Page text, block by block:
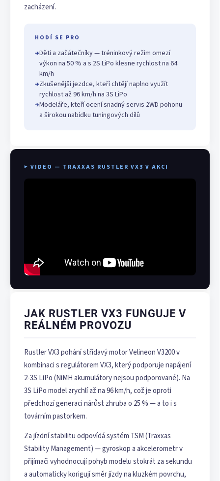
zacházení.
HODÍ SE PRO
→Děti a začátečníky — tréninkový režim omezí
výkon na 50 % a s 2S LiPo klesne rychlost na 64
km/h
→Zkušenější jezdce, kteří chtějí naplno využít
rychlost až 96 km/h na 3S LiPo
→Modeláře, kteří ocení snadný servis 2WD pohonu
a širokou nabídku tuningových dílů
▶ VIDEO — TRAXXAS RUSTLER VX3 V AKCI
JAK RUSTLER VX3 FUNGUJE V
REÁLNÉM PROVOZU
Rustler VX3 pohání střídavý motor Velineon V3200 v
kombinaci s regulátorem VX3, který podporuje napájení
2-3S LiPo (NiMH akumulátory nejsou podporované). Na
3S LiPo model zrychlí až na 96 km/h, což je oproti
předchozí generaci nárůst zhruba o 25 % — a to i s
továrním pastorkem.
Za jízdní stabilitu odpovídá systém TSM (Traxxas
Stability Management) — gyroskop a akcelerometr v
přijímači vyhodnocují pohyb modelu stokrát za sekundu
a automaticky korigují směr jízdy na kluzkém povrchu,